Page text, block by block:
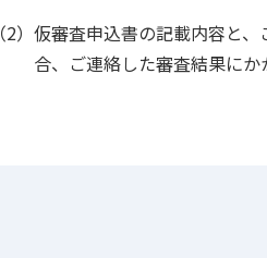
（2）仮審査申込書の記載内容と
合、ご連絡した審査結果に